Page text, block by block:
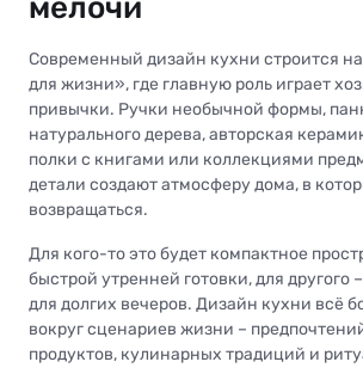
Современный дизайн кухни строится
для жизни», где главную роль играет
привычки. Ручки необычной формы,
натурального дерева, авторская
полки с книгами или коллекциями
детали создают атмосферу дома, в
возвращаться.
Для кого-то это будет компактное
быстрой утренней готовки, для другого
для долгих вечеров. Дизайн кухни всё
вокруг сценариев жизни –
продуктов, кулинарных традиций и